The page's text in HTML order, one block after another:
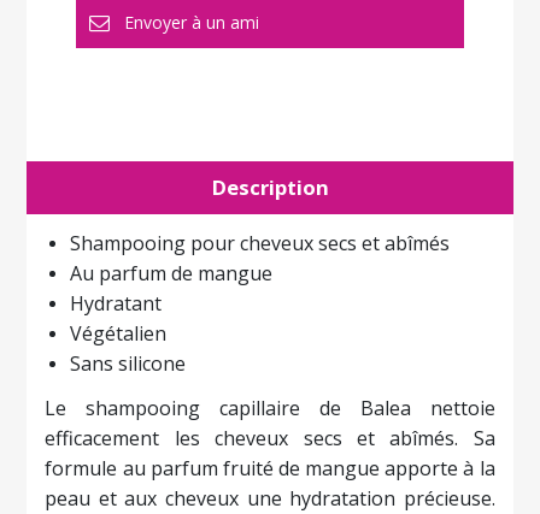
Description
Shampooing pour cheveux secs et abîmés
Au parfum de mangue
Hydratant
Végétalien
Sans silicone
Le shampooing capillaire de Balea nettoie
efficacement les cheveux secs et abîmés. Sa
formule au parfum fruité de mangue apporte à la
peau et aux cheveux une hydratation précieuse.